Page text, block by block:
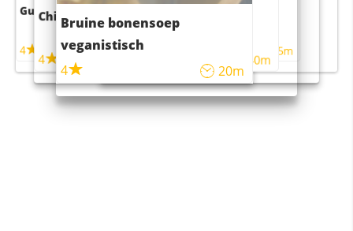
Guacamole
4
Chili con carne
4
Bruine bonensoep
veganistisch
4
20m
Sushi rijstsalade
maaltijdsalade
40m
4 55m